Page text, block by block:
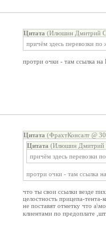
Цитата (Илюшин Дмитрий
причём здесь перевозки
протри очки - там ссылка на
Цитата (ФрахтКонсалт @
Цитата (Илюшин Дмитрий
причём здесь перевозки
протри очки - там ссылка
что ты свои ссылки везде
целостность прицепа-тента-
не поставят отметку что
клиентами по предоплате